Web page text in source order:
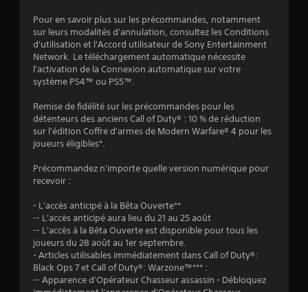
Pour en savoir plus sur les précommandes, notamment
sur leurs modalités d'annulation, consultez les Conditions
d'utilisation et l'Accord utilisateur de Sony Entertainment
Network. Le téléchargement automatique nécessite
l'activation de la Connexion automatique sur votre
système PS4™ ou PS5™.
Remise de fidélité sur les précommandes pour les
détenteurs des anciens Call of Duty® : 10 % de réduction
sur l'édition Coffre d'armes de Modern Warfare® 4 pour les
joueurs éligibles*.
Précommandez n'importe quelle version numérique pour
recevoir :
- L'accès anticipé à la Bêta Ouverte**
-- L'accès anticipé aura lieu du 21 au 25 août
-- L'accès à la Bêta Ouverte est disponible pour tous les
joueurs du 28 août au 1er septembre.
- Articles utilisables immédiatement dans Call of Duty®:
Black Ops 7 et Call of Duty®: Warzone™*** :
-- Apparence d'Opérateur Chasseur assassin - Débloquez